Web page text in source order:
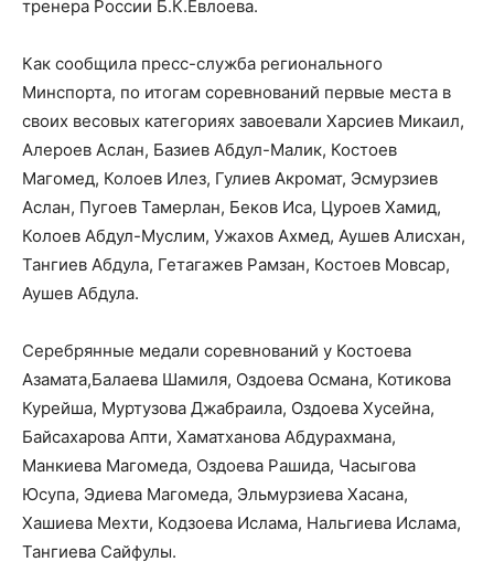
тренера России Б.К.Евлоева.
Как сообщила пресс-служба регионального
Минспорта, по итогам соревнований первые места в
своих весовых категориях завоевали Харсиев Микаил,
Алероев Аслан, Базиев Абдул-Малик, Костоев
Магомед, Колоев Илез, Гулиев Акромат, Эсмурзиев
Аслан, Пугоев Тамерлан, Беков Иса, Цуроев Хамид,
Колоев Абдул-Муслим, Ужахов Ахмед, Аушев Алисхан,
Тангиев Абдула, Гетагажев Рамзан, Костоев Мовсар,
Аушев Абдула.
Серебрянные медали соревнований у Костоева
Азамата,Балаева Шамиля, Оздоева Османа, Котикова
Курейша, Муртузова Джабраила, Оздоева Хусейна,
Байсахарова Апти, Хаматханова Абдурахмана,
Манкиева Магомеда, Оздоева Рашида, Часыгова
Юсупа, Эдиева Магомеда, Эльмурзиева Хасана,
Хашиева Мехти, Кодзоева Ислама, Нальгиева Ислама,
Тангиева Сайфулы.